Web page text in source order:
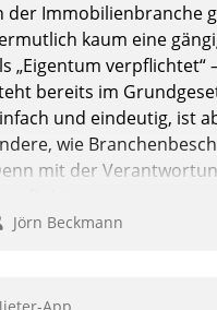
der Immobilienbranche
kaum eine
„Eigentum verpflichtet“
bereits im
und eindeutig, ist
wie
mit der
Jörn Beckmann